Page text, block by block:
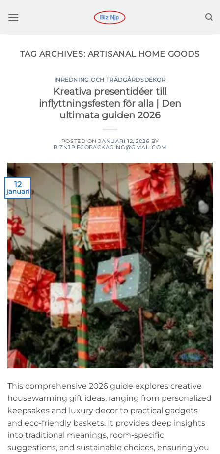
till
TAG ARCHIVES: ARTISANAL HOME GOODS
INREDNING OCH TRÄDGÅRDSDEKOR
Kreativa presentidéer till
inflyttningsfesten för alla | Den
ultimata guiden 2026
POSTED ONJANUARI 12, 2026 BY
BIZNJP.ECOPACKAGING@GMAIL.COM
12
januari
This comprehensive 2026 guide explores creative
housewarming gift ideas, ranging from personalized
keepsakes and luxury decor to practical gadgets
and eco-friendly baskets. It provides deep insights
into traditional meanings, room-specific
suggestions, and sustainable choices, ensuring you